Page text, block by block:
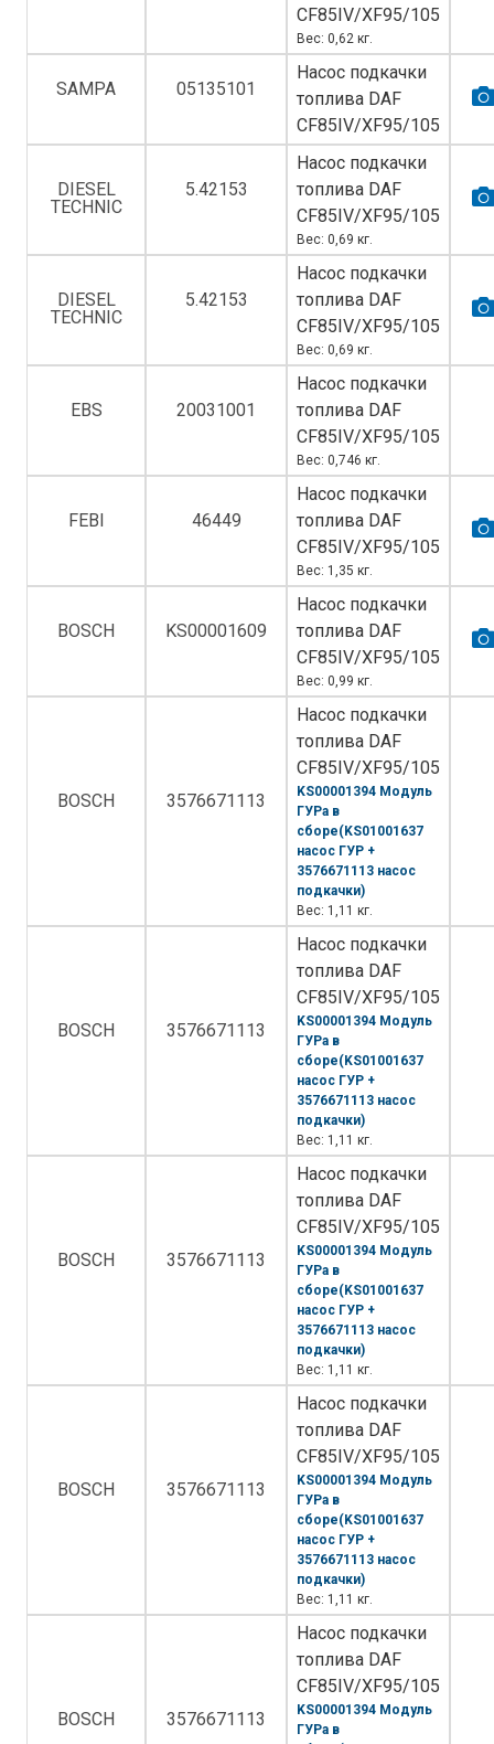
CF85IV/XF95/105
Вес: 0,62 кг.
SAMPA 05135101
Насос подкачки
топлива DAF
CF85IV/XF95/105
DIESEL
TECHNIC
5.42153
Насос подкачки
топлива DAF
CF85IV/XF95/105
Вес: 0,69 кг.
DIESEL
TECHNIC
5.42153
Насос подкачки
топлива DAF
CF85IV/XF95/105
Вес: 0,69 кг.
EBS 20031001
Насос подкачки
топлива DAF
CF85IV/XF95/105
Вес: 0,746 кг.
FEBI 46449
Насос подкачки
топлива DAF
CF85IV/XF95/105
Вес: 1,35 кг.
BOSCH KS00001609
Насос подкачки
топлива DAF
CF85IV/XF95/105
Вес: 0,99 кг.
BOSCH 3576671113
Насос подкачки
топлива DAF
CF85IV/XF95/105
KS00001394 Модуль
ГУРа в
сборе(KS01001637
насос ГУР +
3576671113 насос
подкачки)
Вес: 1,11 кг.
BOSCH 3576671113
Насос подкачки
топлива DAF
CF85IV/XF95/105
KS00001394 Модуль
ГУРа в
сборе(KS01001637
насос ГУР +
3576671113 насос
подкачки)
Вес: 1,11 кг.
BOSCH 3576671113
Насос подкачки
топлива DAF
CF85IV/XF95/105
KS00001394 Модуль
ГУРа в
сборе(KS01001637
насос ГУР +
3576671113 насос
подкачки)
Вес: 1,11 кг.
BOSCH 3576671113
Насос подкачки
топлива DAF
CF85IV/XF95/105
KS00001394 Модуль
ГУРа в
сборе(KS01001637
насос ГУР +
3576671113 насос
подкачки)
Вес: 1,11 кг.
BOSCH 3576671113
Насос подкачки
топлива DAF
CF85IV/XF95/105
KS00001394 Модуль
ГУРа в